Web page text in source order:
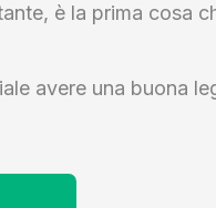
è la prima cosa
avere una buona